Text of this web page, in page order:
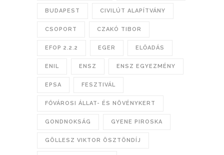
BUDAPEST CIVILÚT ALAPÍTVÁNY
CSOPORT CZAKÓ TIBOR
EFOP 2.2.2 EGER ELŐADÁS
ENIL ENSZ ENSZ EGYEZMÉNY
EPSA FESZTIVÁL
FŐVÁROSI ÁLLAT- ÉS NÖVÉNYKERT
GONDNOKSÁG GYENE PIROSKA
GÖLLESZ VIKTOR ÖSZTÖNDÍJ